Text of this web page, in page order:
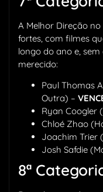
A Melhor Direção
fortes, com filmes
longo do ano e,
merecido:
Paul Thomas
Outra) –
Ryan Coogler
Chloé Zhao
Joachim Trier
Josh Safdie
8ª